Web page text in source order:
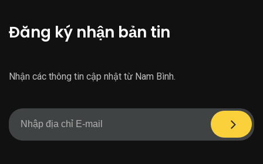
Đăng ký nhận bản tin
Nhận các thông tin cập nhật từ Nam Bình.